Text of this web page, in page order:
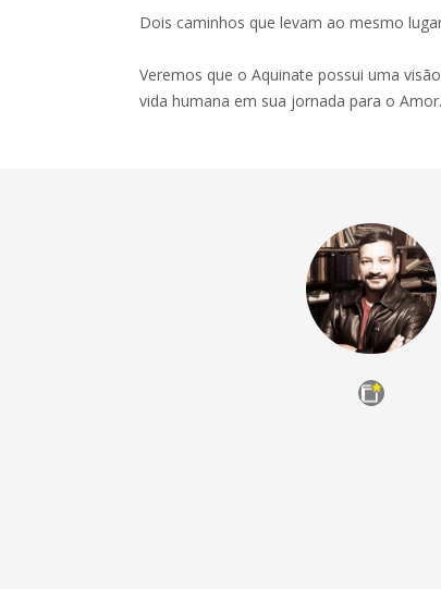
Dois caminhos que levam ao mesmo
Veremos que o Aquinate possui uma
vida humana em sua jornada para o Amor.